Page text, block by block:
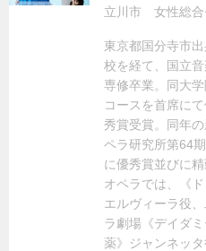
立川市 女性総
東京都国分寺市
校を経て、国立
専修卒業。同大
コースを首席に
秀賞受賞。同年
ペラ研究所第64
に優秀賞並びに精
オペラでは、《
エルヴィーラ役
ラ劇場《デイダ
薬》ジャンネッタ